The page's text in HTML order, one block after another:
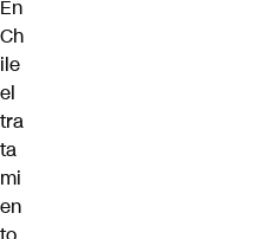
En
Ch
ile
el
tra
ta
mi
en